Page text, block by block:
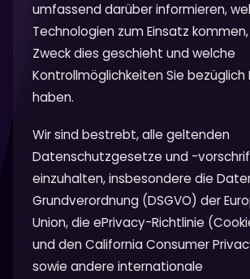
umfassend darüber informieren,
Technologien zum Einsatz
Zweck dies geschieht und welche
Kontrollmöglichkeiten Sie bezüglich
haben.
Wir sind bestrebt, alle geltenden
Datenschutzgesetze und -
einzuhalten, insbesondere die
Grundverordnung (DSGVO) der
Union, die ePrivacy-Richtlinie
und den California Consumer
sowie andere internationale